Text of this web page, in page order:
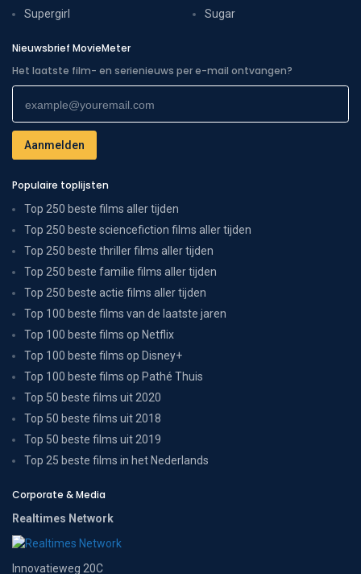
Supergirl
Sugar
Nieuwsbrief MovieMeter
Het laatste film- en serienieuws per e-mail ontvangen?
Populaire toplijsten
Top 250 beste films aller tijden
Top 250 beste sciencefiction films aller tijden
Top 250 beste thriller films aller tijden
Top 250 beste familie films aller tijden
Top 250 beste actie films aller tijden
Top 100 beste films van de laatste jaren
Top 100 beste films op Netflix
Top 100 beste films op Disney+
Top 100 beste films op Pathé Thuis
Top 50 beste films uit 2020
Top 50 beste films uit 2018
Top 50 beste films uit 2019
Top 25 beste films in het Nederlands
Corporate & Media
Realtimes Network
Innovatieweg 20C